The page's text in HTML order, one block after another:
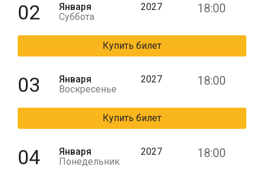
02
Января
Суббота
2027 18:00
Купить билет
03
Января
Воскресенье
2027 18:00
Купить билет
04
Января
Понедельник
2027 18:00